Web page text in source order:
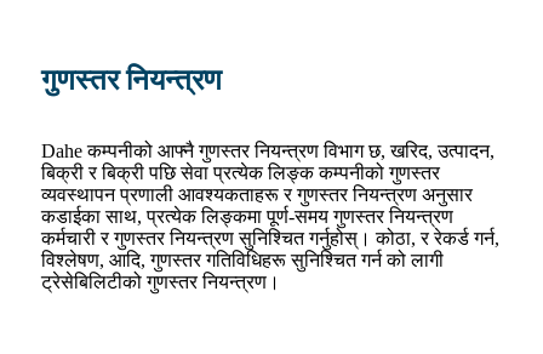
गुणस्तर नियन्त्रण
Dahe कम्पनीको आफ्नै गुणस्तर नियन्त्रण विभाग छ, खरिद, उत्पादन,
बिक्री र बिक्री पछि सेवा प्रत्येक लिङ्क कम्पनीको गुणस्तर
व्यवस्थापन प्रणाली आवश्यकताहरू र गुणस्तर नियन्त्रण अनुसार
कडाईका साथ, प्रत्येक लिङ्कमा पूर्ण-समय गुणस्तर नियन्त्रण
कर्मचारी र गुणस्तर नियन्त्रण सुनिश्चित गर्नुहोस्। कोठा, र रेकर्ड गर्न,
विश्लेषण, आदि, गुणस्तर गतिविधिहरू सुनिश्चित गर्न को लागी
ट्रेसेबिलिटीको गुणस्तर नियन्त्रण।